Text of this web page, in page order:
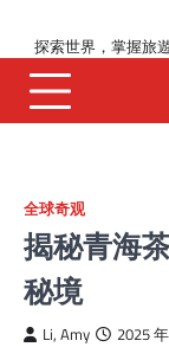
content
探索世界，掌握旅
全球奇观
揭秘青海
秘境
Li, Amy 2025